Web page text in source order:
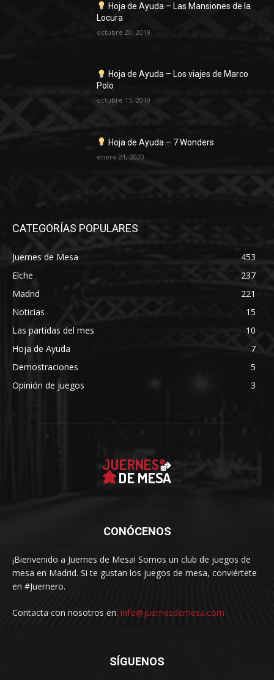
Hoja de Ayuda – Las Mansiones de la
Locura
octubre 20, 2019
Hoja de Ayuda – Los viajes de Marco
Polo
octubre 15, 2019
Hoja de Ayuda – 7 Wonders
enero 21, 2020
CATEGORÍAS POPULARES
Juernes de Mesa
453
Elche
237
Madrid
221
Noticias
15
Las partidas del mes
10
Hoja de Ayuda
7
Demostraciones
5
Opinión de juegos
3
CONÓCENOS
¡Bienvenido a Juernes de Mesa! Somos un club de juegos de
mesa en Madrid. Si te gustan los juegos de mesa, conviértete
en #Juernero.
Contacta con nosotros en: info@juernesdemesa.com
SÍGUENOS